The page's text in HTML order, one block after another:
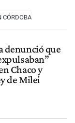
CÓRDOBA
denunció que
Chaco y
de Milei